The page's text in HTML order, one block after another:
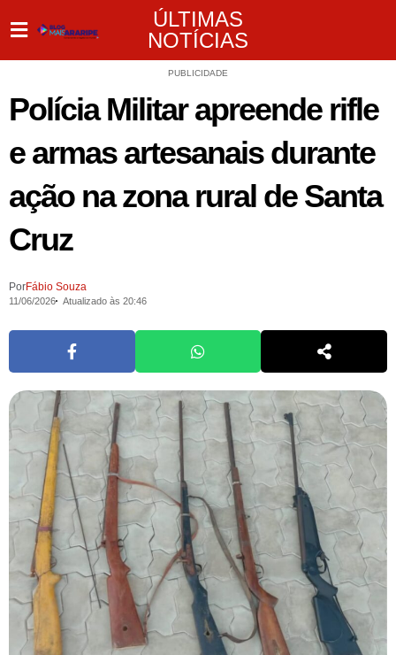
ÚLTIMAS
NOTÍCIAS
PUBLICIDADE
Polícia Militar apreende rifle
e armas artesanais durante
ação na zona rural de Santa
Cruz
PorFábio Souza
11/06/2026 Atualizado às 20:46